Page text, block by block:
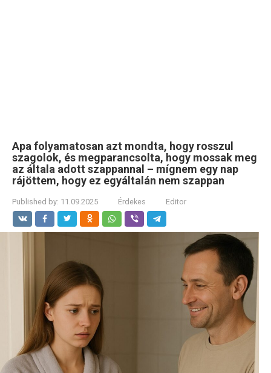
Apa folyamatosan azt mondta, hogy rosszul
szagolok, és megparancsolta, hogy mossak meg
az általa adott szappannal – mígnem egy nap
rájöttem, hogy ez egyáltalán nem szappan
Published by: 11.09.2025 Érdekes Editor